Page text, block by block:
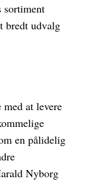
sortiment
bredt udvalg
at levere
en pålidelig
Nyborg